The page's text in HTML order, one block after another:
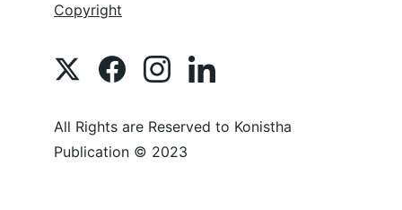
All Rights are Reserved to Konistha
Publication © 2023
Copyright